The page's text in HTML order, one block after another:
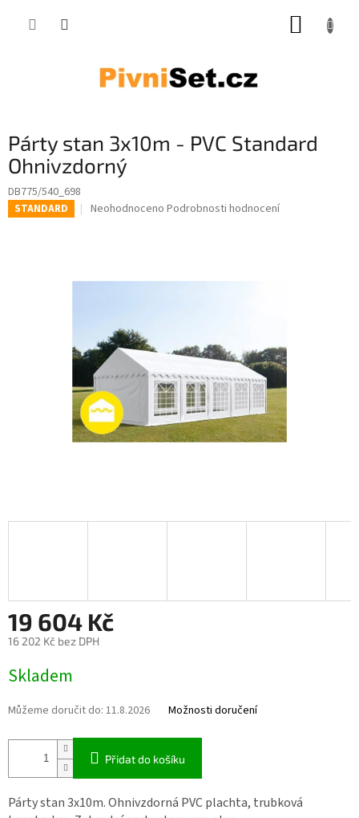
Párty stan 3x10m - PVC Standard
Ohnivzdorný
DB775/540_698
STANDARD Průměrné hodnocení produktu je 0,0 z 5 hvězdiček.
Neohodnoceno Podrobnosti hodnocení
19 604 Kč
16 202 Kč bez DPH
Skladem
Můžeme doručit do: 11.8.2026 Možnosti doručení
Přidat do košíku
Párty stan 3x10m. Ohnivzdorná PVC plachta, trubková